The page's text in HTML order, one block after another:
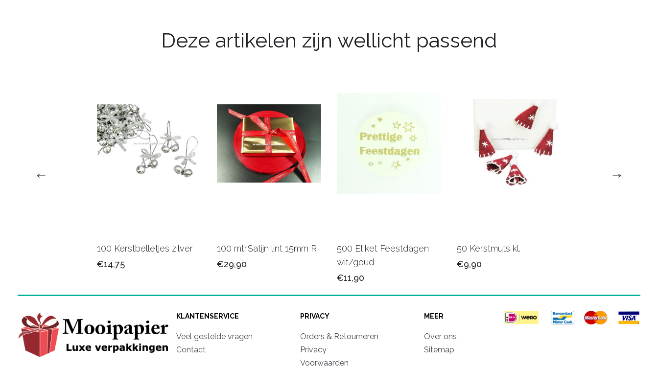
Deze artikelen zijn wellicht passend
100 Kerstbelletjes zilver
€14,75
100 mtr.Satijn lint 15mm R
€29,90
500 Etiket Feestdagen
wit/goud
€11,90
50 Kerstmuts kl.
€9,90
KLANTENSERVICE
Veel gestelde vragen
Contact
PRIVACY
Orders & Retourneren
Privacy
Voorwaarden
MEER
Over ons
Sitemap